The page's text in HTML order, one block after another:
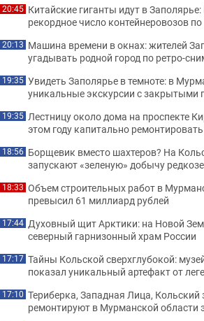
20:45 Китайские гиганты идут в
рекордное число контейнеровозов
20:13 Машина времени в окнах: жителей
угадывать родной город по ретро-
19:35 Увидеть Заполярье в темноте: в
уникальные экскурсии с закрытыми
19:35 Лестницу около дома на проспекте
этом году капитально
18:56 Борщевик вместо шахтеров? На
запускают «зеленую» добычу
18:33 Объем строительных работ в
превысил 61 миллиард рублей
17:44 Духовный щит Арктики: на Новой
северный гарнизонный храм России
17:17 Тайны Кольской сверхглубокой:
показал уникальный артефакт от
17:10 Териберка, Западная Лица, Кольский
ремонтируют в Мурманской области